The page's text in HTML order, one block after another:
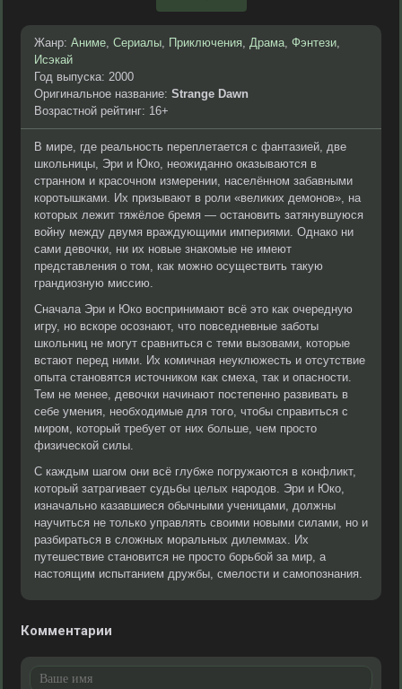
Жанр: Аниме, Сериалы, Приключения, Драма, Фэнтези,
Исэкай
Год выпуска: 2000
Оригинальное название: Strange Dawn
Возрастной рейтинг: 16+
В мире, где реальность переплетается с фантазией, две
школьницы, Эри и Юко, неожиданно оказываются в
странном и красочном измерении, населённом забавными
коротышками. Их призывают в роли «великих демонов», на
которых лежит тяжёлое бремя — остановить затянувшуюся
войну между двумя враждующими империями. Однако ни
сами девочки, ни их новые знакомые не имеют
представления о том, как можно осуществить такую
грандиозную миссию.
Сначала Эри и Юко воспринимают всё это как очередную
игру, но вскоре осознают, что повседневные заботы
школьниц не могут сравниться с теми вызовами, которые
встают перед ними. Их комичная неуклюжесть и отсутствие
опыта становятся источником как смеха, так и опасности.
Тем не менее, девочки начинают постепенно развивать в
себе умения, необходимые для того, чтобы справиться с
миром, который требует от них больше, чем просто
физической силы.
С каждым шагом они всё глубже погружаются в конфликт,
который затрагивает судьбы целых народов. Эри и Юко,
изначально казавшиеся обычными ученицами, должны
научиться не только управлять своими новыми силами, но и
разбираться в сложных моральных дилеммах. Их
путешествие становится не просто борьбой за мир, а
настоящим испытанием дружбы, смелости и самопознания.
Комментарии